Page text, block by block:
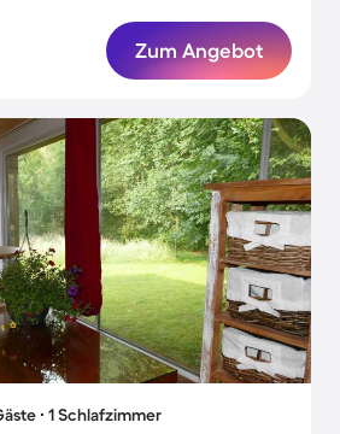
Zum Angebot
∙ 1 Schlafzimmer